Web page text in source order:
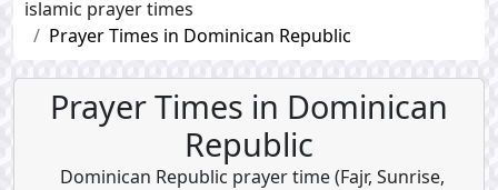
islamic prayer times
Prayer Times in Dominican Republic
Prayer Times in Dominican
Republic
Dominican Republic prayer time (Fajr, Sunrise,